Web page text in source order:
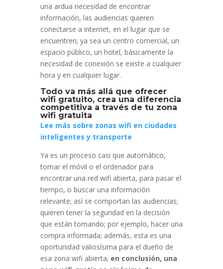
una ardua necesidad de encontrar
información, las audiencias quieren
conectarse a internet, en el lugar que se
encuentren; ya sea un centro comercial, un
espacio público, un hotel, básicamente la
necesidad de conexión se existe a cualquier
hora y en cualquier lugar.
Todo va más allá que ofrecer
wifi gratuito, crea una diferencia
competitiva a través de tu zona
wifi gratuita
Lee más sobre zonas wifi en ciudades
inteligentes y transporte
Ya es un proceso casi que automático,
tomar el móvil o el ordenador para
encontrar una red wifi abierta, para pasar el
tiempo, o buscar una información
relevante; así se comportan las audiencias;
quieren tener la seguridad en la decisión
que están tomando; por ejemplo, hacer una
compra informada; además, esta es una
oportunidad valiosísima para el dueño de
esa zona wifi abierta; en conclusión, una